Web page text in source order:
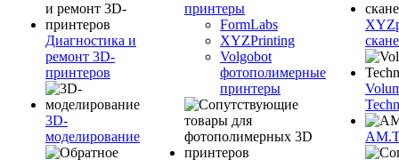
Диагностика и
ремонт 3D-
принтеров
3D-
моделирование
принтеры
FormLabs
XYZPrinting
Volgobot
фотополимерные
принтеры